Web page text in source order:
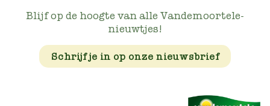
Blijf op de hoogte van alle Vandemoortele-
nieuwtjes!
Schrijf je in op onze nieuwsbrief